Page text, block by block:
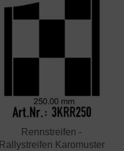
Rennstreifen -
Rallystreifen Karomuster